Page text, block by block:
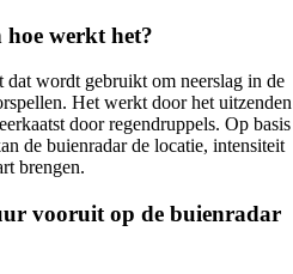
hoe werkt het?
dat wordt gebruikt om neerslag in de
Het werkt door het uitzenden
door regendruppels. Op basis
de buienradar de locatie, intensiteit
brengen.
vooruit op de buienradar